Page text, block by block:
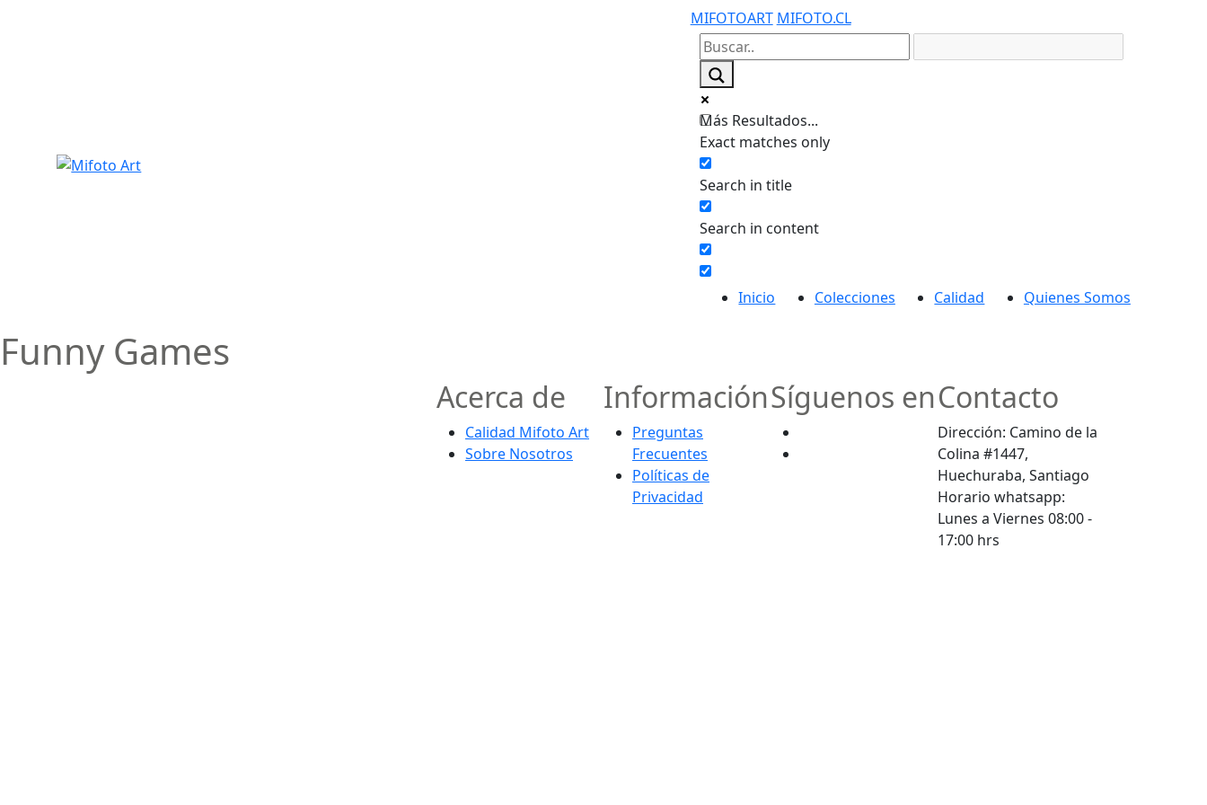
MIFOTOART MIFOTO.CL
Más Resultados...
Exact matches only
Search in title
Search in content
Inicio Colecciones Calidad Quienes Somos
Funny Games
Acerca de
Calidad Mifoto Art
Sobre Nosotros
Información
Preguntas
Frecuentes
Políticas de
Privacidad
Síguenos enContacto
Dirección: Camino de la
Colina #1447,
Huechuraba, Santiago
Horario whatsapp:
Lunes a Viernes 08:00 -
17:00 hrs